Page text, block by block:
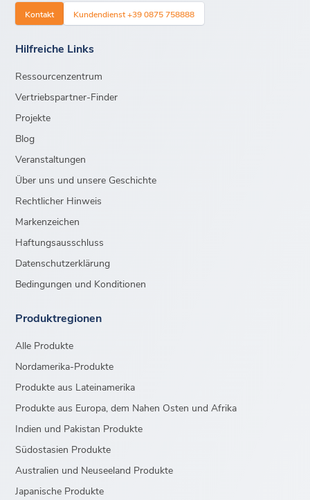
Kontakt Kundendienst +39 0875 758888
Hilfreiche Links
Ressourcenzentrum
Vertriebspartner-Finder
Projekte
Blog
Veranstaltungen
Über uns und unsere Geschichte
Rechtlicher Hinweis
Markenzeichen
Haftungsausschluss
Datenschutzerklärung
Bedingungen und Konditionen
Produktregionen
Alle Produkte
Nordamerika-Produkte
Produkte aus Lateinamerika
Produkte aus Europa, dem Nahen Osten und Afrika
Indien und Pakistan Produkte
Südostasien Produkte
Australien und Neuseeland Produkte
Japanische Produkte